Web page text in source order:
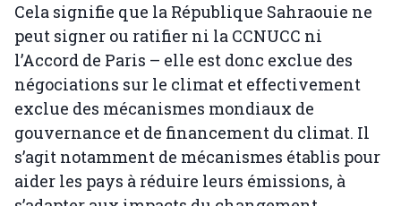
Cela signifie que la République Sahraouie ne
peut signer ou ratifier ni la CCNUCC ni
l’Accord de Paris – elle est donc exclue des
négociations sur le climat et effectivement
exclue des mécanismes mondiaux de
gouvernance et de financement du climat. Il
s’agit notamment de mécanismes établis pour
aider les pays à réduire leurs émissions, à